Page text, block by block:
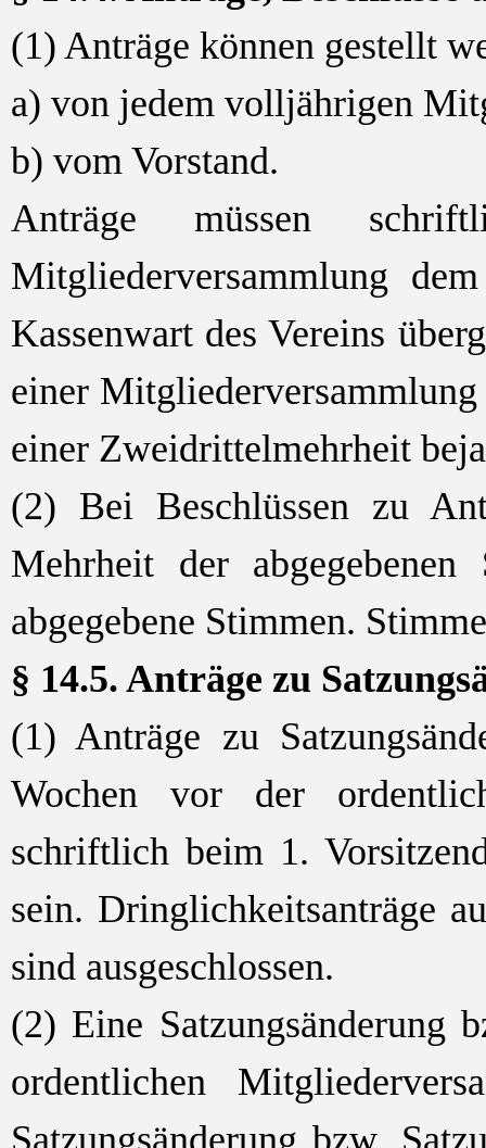
(1) Anträge können gestellt
a) von jedem volljährigen
b) vom Vorstand.
Anträge müssen
Mitgliederversammlung
Kassenwart des Vereins
einer
einer Zweidrittelmehrheit
(2) Bei Beschlüssen zu
Mehrheit der
abgegebene Stimmen.
§ 14.5. Anträge zu
(1) Anträge zu
Wochen vor der
schriftlich beim 1.
sein. Dringlichkeitsanträge
sind ausgeschlossen.
(2) Eine Satzungsänderung
ordentlichen
Satzungsänderung bzw.